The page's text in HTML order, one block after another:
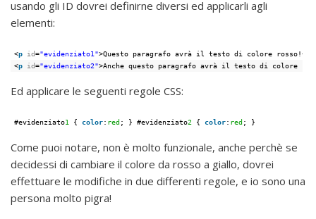
usando gli ID dovrei definirne diversi ed applicarli agli
elementi:
<p id="evidenziato1">Questo paragrafo avrà il testo di colore rosso!</
<p id="evidenziato2">Anche questo paragrafo avrà il testo di colore
Ed applicare le seguenti regole CSS:
#evidenziato1 { color: red; } #evidenziato2 { color: red; }
Come puoi notare, non è molto funzionale, anche perchè se
decidessi di cambiare il colore da rosso a giallo, dovrei
effettuare le modifiche in due differenti regole, e io sono una
persona molto pigra!